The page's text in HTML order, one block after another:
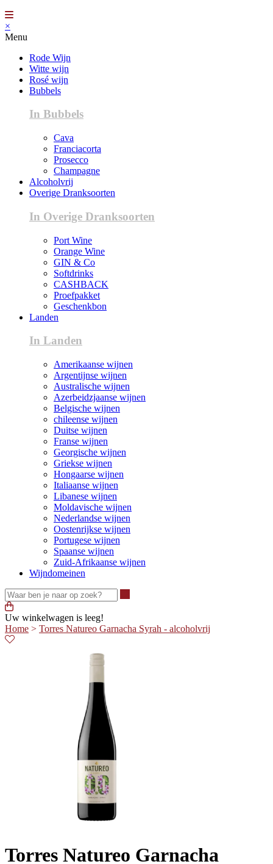
×
Menu
Rode Wijn
Witte wijn
Rosé wijn
Bubbels
In Bubbels
Cava
Franciacorta
Prosecco
Champagne
Alcoholvrij
Overige Dranksoorten
In Overige Dranksoorten
Port Wine
Orange Wine
GIN & Co
Softdrinks
CASHBACK
Proefpakket
Geschenkbon
Landen
In Landen
Amerikaanse wijnen
Argentijnse wijnen
Australische wijnen
Azerbeidzjaanse wijnen
Belgische wijnen
chileense wijnen
Duitse wijnen
Franse wijnen
Georgische wijnen
Griekse wijnen
Hongaarse wijnen
Italiaanse wijnen
Libanese wijnen
Moldavische wijnen
Nederlandse wijnen
Oostenrijkse wijnen
Portugese wijnen
Spaanse wijnen
Zuid-Afrikaanse wijnen
Wijndomeinen
Uw winkelwagen is leeg!
Home > Torres Natureo Garnacha Syrah - alcoholvrij
Torres Natureo Garnacha